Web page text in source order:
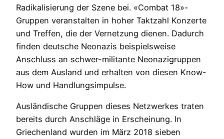
Radikalisierung der Szene bei. «Combat 18»-
Gruppen veranstalten in hoher Taktzahl Konzerte
und Treffen, die der Vernetzung dienen. Dadurch
finden deutsche Neonazis beispielsweise
Anschluss an schwer-militante Neonazigruppen
aus dem Ausland und erhalten von diesen Know-
How und Handlungsimpulse.
Ausländische Gruppen dieses Netzwerkes traten
bereits durch Anschläge in Erscheinung. In
Griechenland wurden im März 2018 sieben